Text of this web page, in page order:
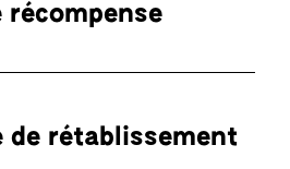
récompense
de rétablissement